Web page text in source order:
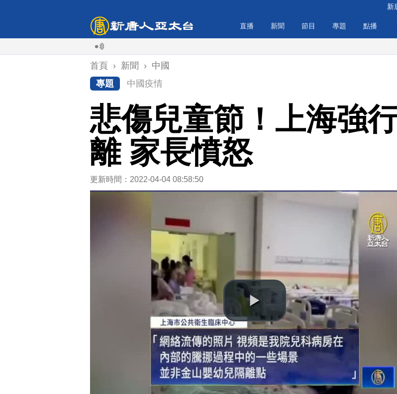
新
直播 新聞 節目 專題 點播
霍
首頁 › 新聞 › 中國
專題
中國疫情
悲傷兒童節！上海強
離 家長憤怒
更新時間：2022-04-04 08:58:50